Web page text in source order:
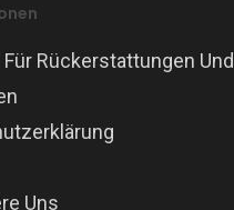
Rückerstattungen Und
Uns